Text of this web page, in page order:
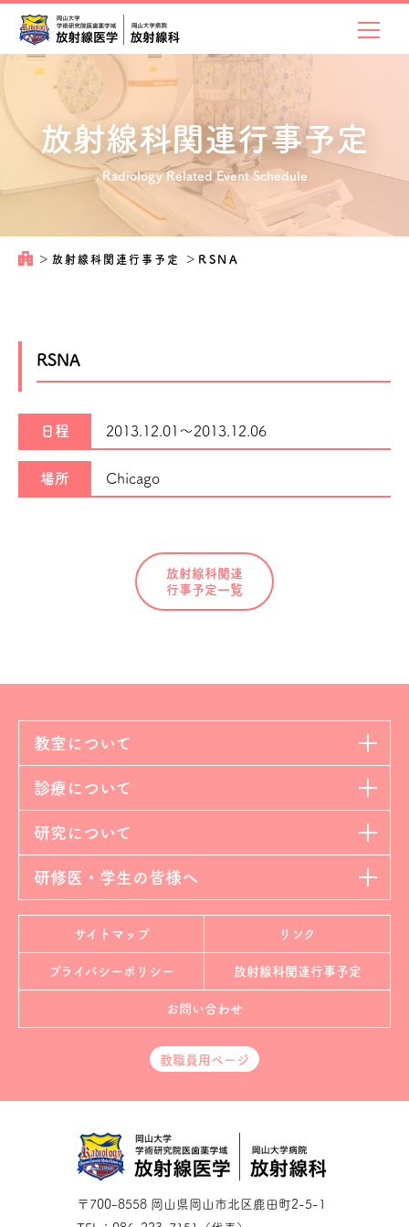
放射線科関連行事予定
Radiology Related Event Schedule
＞ 放射線科関連行事予定 ＞ RSNA
RSNA
日程 2013.12.01～2013.12.06
場所 Chicago
放射線科関連
行事予定一覧
教室について
診療について
研究について
研修医・学生の皆様へ
〒700-8558 岡山県岡山市北区鹿田町2-5-1
サイトマップ リンク
プライバシーポリシー 放射線科関連行事予定
お問い合わせ
教職員用ページ